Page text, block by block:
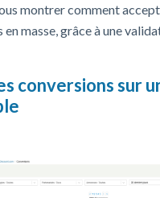
montrer comment
en masse, grâce à une
conversions sur